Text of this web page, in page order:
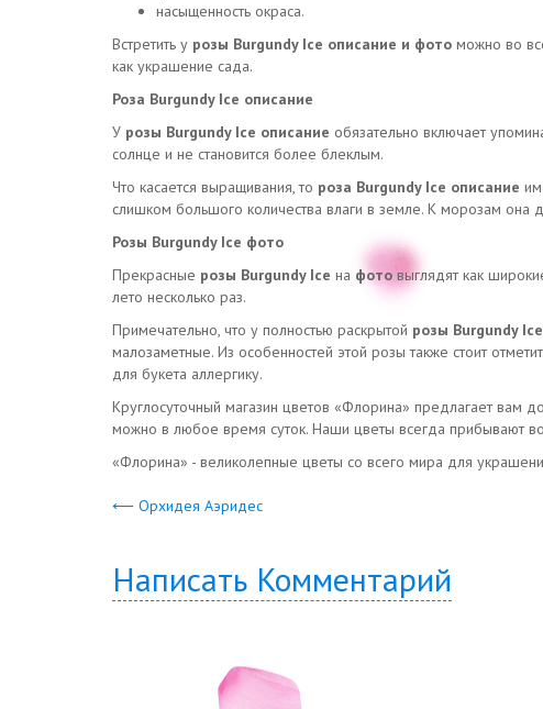
насыщенность окраса.
Встретить у розы Burgundy Ice описание и фото можно во
как украшение сада.
Роза Burgundy Ice описание
У розы Burgundy Ice описание обязательно включает
солнце и не становится более блеклым.
Что касается выращивания, то роза Burgundy Ice описание
слишком большого количества влаги в земле. К морозам она
Розы Burgundy Ice фото
Прекрасные розы Burgundy Ice на фотовыглядят как
лето несколько раз.
Примечательно, что у полностью раскрытой розы Burgundy Ice
малозаметные. Из особенностей этой розы также стоит
для букета аллергику.
Круглосуточный магазин цветов «Флорина» предлагает вам
можно в любое время суток. Наши цветы всегда прибывают
«Флорина» - великолепные цветы со всего мира для
⟵ Орхидея Аэридес
Написать Комментарий